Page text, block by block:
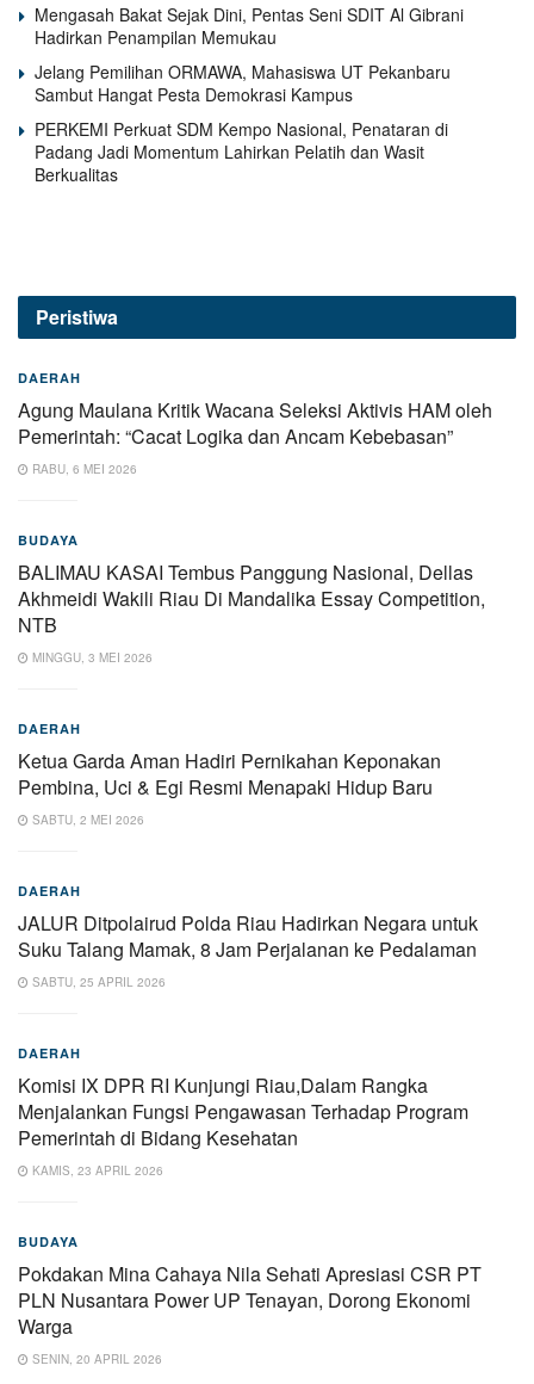
Mengasah Bakat Sejak Dini, Pentas Seni SDIT Al Gibrani
Hadirkan Penampilan Memukau
Jelang Pemilihan ORMAWA, Mahasiswa UT Pekanbaru
Sambut Hangat Pesta Demokrasi Kampus
PERKEMI Perkuat SDM Kempo Nasional, Penataran di
Padang Jadi Momentum Lahirkan Pelatih dan Wasit
Berkualitas
Peristiwa
DAERAH
Agung Maulana Kritik Wacana Seleksi Aktivis HAM oleh
Pemerintah: “Cacat Logika dan Ancam Kebebasan”
RABU, 6 MEI 2026
BUDAYA
BALIMAU KASAI Tembus Panggung Nasional, Dellas
Akhmeidi Wakili Riau Di Mandalika Essay Competition,
NTB
MINGGU, 3 MEI 2026
DAERAH
Ketua Garda Aman Hadiri Pernikahan Keponakan
Pembina, Uci & Egi Resmi Menapaki Hidup Baru
SABTU, 2 MEI 2026
DAERAH
JALUR Ditpolairud Polda Riau Hadirkan Negara untuk
Suku Talang Mamak, 8 Jam Perjalanan ke Pedalaman
SABTU, 25 APRIL 2026
DAERAH
Komisi IX DPR RI Kunjungi Riau,Dalam Rangka
Menjalankan Fungsi Pengawasan Terhadap Program
Pemerintah di Bidang Kesehatan
KAMIS, 23 APRIL 2026
BUDAYA
Pokdakan Mina Cahaya Nila Sehati Apresiasi CSR PT
PLN Nusantara Power UP Tenayan, Dorong Ekonomi
Warga
SENIN, 20 APRIL 2026